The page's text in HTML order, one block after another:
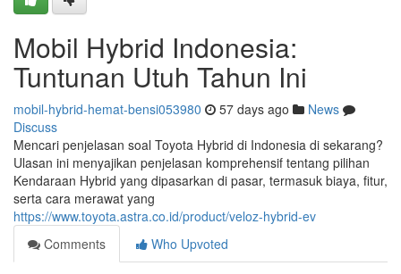
Mobil Hybrid Indonesia:
Tuntunan Utuh Tahun Ini
mobil-hybrid-hemat-bensi053980 57 days ago
News
Discuss
Mencari penjelasan soal Toyota Hybrid di Indonesia di sekarang?
Ulasan ini menyajikan penjelasan komprehensif tentang pilihan
Kendaraan Hybrid yang dipasarkan di pasar, termasuk biaya, fitur,
serta cara merawat yang
https://www.toyota.astra.co.id/product/veloz-hybrid-ev
Comments
Who Upvoted